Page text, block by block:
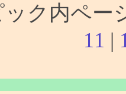
ック内ペー
11 |